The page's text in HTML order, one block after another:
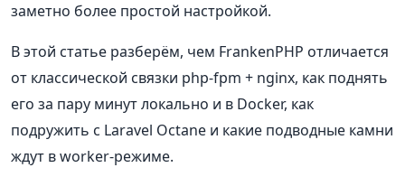
заметно более простой настройкой.
В этой статье разберём, чем FrankenPHP отличается
от классической связки php-fpm + nginx, как поднять
его за пару минут локально и в Docker, как
подружить с Laravel Octane и какие подводные камни
ждут в worker-режиме.